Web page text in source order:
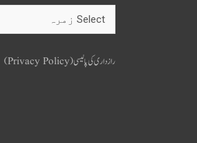
رازداری کی پالیسی (Privacy Policy)